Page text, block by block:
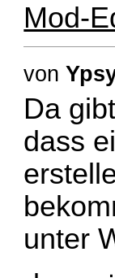
Mod-
von
Da
dass
unter